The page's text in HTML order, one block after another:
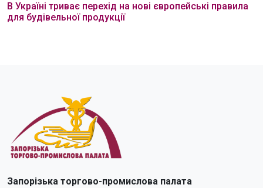
В Україні триває перехід на нові європейські правила
для будівельної продукції
Запорізька торгово-промислова палата